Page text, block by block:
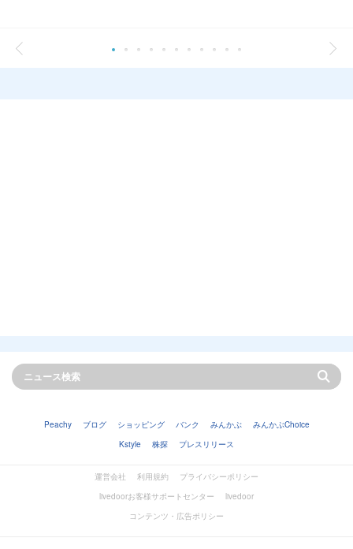
Peachy ブログ ショッピング バンク みんかぶ
みんかぶChoice
Kstyle
株探 プレスリリース
運営会社 利用規約
プライバシーポリシー
livedoorお客様サポートセンター
livedoor
コンテンツ・広告ポリシー